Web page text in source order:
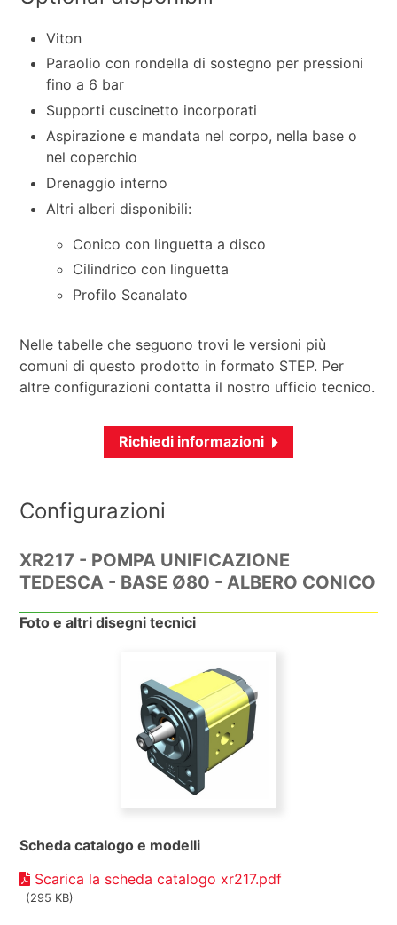
Viton
Paraolio con rondella di sostegno per pressioni
fino a 6 bar
Supporti cuscinetto incorporati
Aspirazione e mandata nel corpo, nella base o
nel coperchio
Drenaggio interno
Altri alberi disponibili:
Conico con linguetta a disco
Cilindrico con linguetta
Profilo Scanalato
Nelle tabelle che seguono trovi le versioni più
comuni di questo prodotto in formato STEP. Per
altre configurazioni contatta il nostro ufficio tecnico.
Richiedi informazioni
Configurazioni
XR217 - POMPA UNIFICAZIONE
TEDESCA - BASE Ø80 - ALBERO CONICO
Foto e altri disegni tecnici
Scheda catalogo e modelli
Scarica la scheda catalogo xr217.pdf
(295 KB)